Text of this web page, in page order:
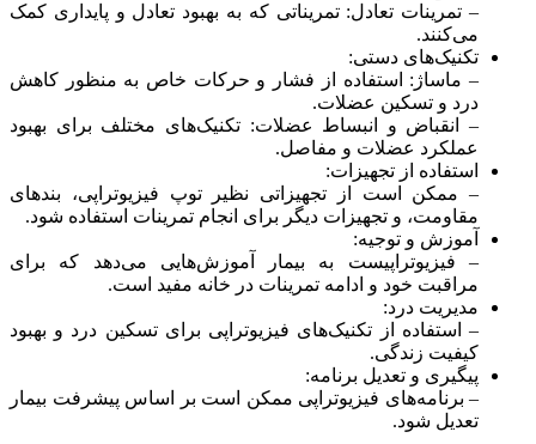
– تمرینات تعادل: تمریناتی که به بهبود تعادل و پایداری کمک
می‌کنند.
تکنیک‌های دستی:
– ماساژ: استفاده از فشار و حرکات خاص به منظور کاهش
درد و تسکین عضلات.
– انقباض و انبساط عضلات: تکنیک‌های مختلف برای بهبود
عملکرد عضلات و مفاصل.
استفاده از تجهیزات:
– ممکن است از تجهیزاتی نظیر توپ فیزیوتراپی، بندهای
مقاومت، و تجهیزات دیگر برای انجام تمرینات استفاده شود.
آموزش و توجیه:
– فیزیوتراپیست به بیمار آموزش‌هایی می‌دهد که برای
مراقبت خود و ادامه تمرینات در خانه مفید است.
مدیریت درد:
– استفاده از تکنیک‌های فیزیوتراپی برای تسکین درد و بهبود
کیفیت زندگی.
پیگیری و تعدیل برنامه:
– برنامه‌های فیزیوتراپی ممکن است بر اساس پیشرفت بیمار
تعدیل شود.